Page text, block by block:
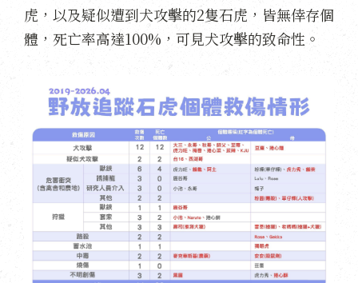
虎，以及疑似遭到犬攻擊的2隻石虎，皆無倖存個
體，死亡率高達100%，可見犬攻擊的致命性。